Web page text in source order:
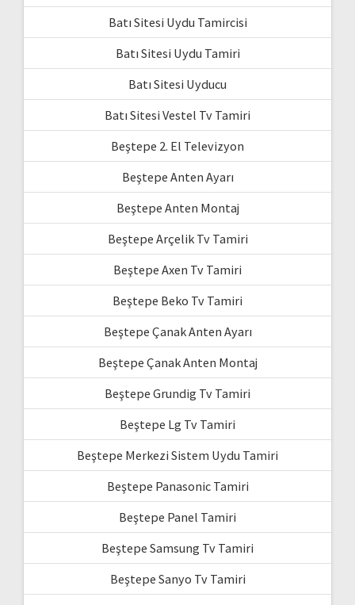
Batı Sitesi Uydu Tamircisi
Batı Sitesi Uydu Tamiri
Batı Sitesi Uyducu
Batı Sitesi Vestel Tv Tamiri
Beştepe 2. El Televizyon
Beştepe Anten Ayarı
Beştepe Anten Montaj
Beştepe Arçelik Tv Tamiri
Beştepe Axen Tv Tamiri
Beştepe Beko Tv Tamiri
Beştepe Çanak Anten Ayarı
Beştepe Çanak Anten Montaj
Beştepe Grundig Tv Tamiri
Beştepe Lg Tv Tamiri
Beştepe Merkezi Sistem Uydu Tamiri
Beştepe Panasonic Tamiri
Beştepe Panel Tamiri
Beştepe Samsung Tv Tamiri
Beştepe Sanyo Tv Tamiri